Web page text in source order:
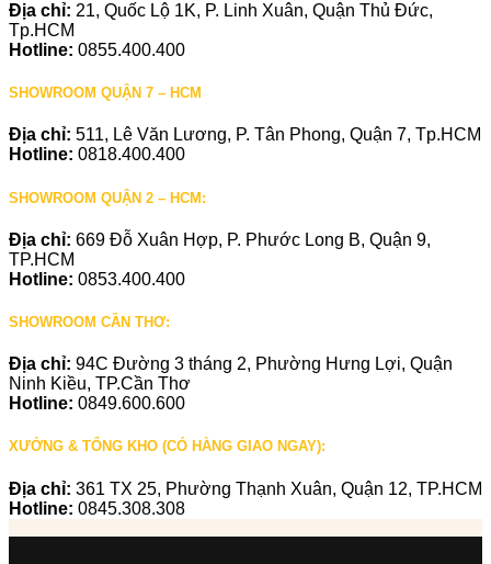
Địa chỉ: 21, Quốc Lộ 1K, P. Linh Xuân, Quận Thủ Đức,
Tp.HCM
Hotline: 0855.400.400
SHOWROOM QUẬN 7 – HCM
Địa chỉ: 511, Lê Văn Lương, P. Tân Phong, Quận 7, Tp.HCM
Hotline: 0818.400.400
SHOWROOM QUẬN 2 – HCM:
Địa chỉ: 669 Đỗ Xuân Hợp, P. Phước Long B, Quận 9,
TP.HCM
Hotline: 0853.400.400
SHOWROOM CẦN THƠ:
Địa chỉ: 94C Đường 3 tháng 2, Phường Hưng Lợi, Quận
Ninh Kiều, TP.Cần Thơ
Hotline: 0849.600.600
XƯỞNG & TỔNG KHO (CÓ HÀNG GIAO NGAY):
Địa chỉ: 361 TX 25, Phường Thạnh Xuân, Quận 12, TP.HCM
Hotline: 0845.308.308